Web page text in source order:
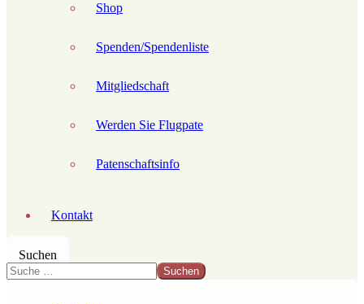
Shop
Spenden/Spendenliste
Mitgliedschaft
Werden Sie Flugpate
Patenschaftsinfo
Kontakt
Suchen
Suchen